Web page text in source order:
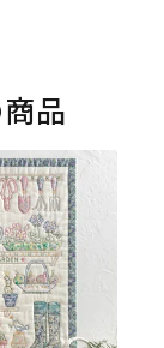
品